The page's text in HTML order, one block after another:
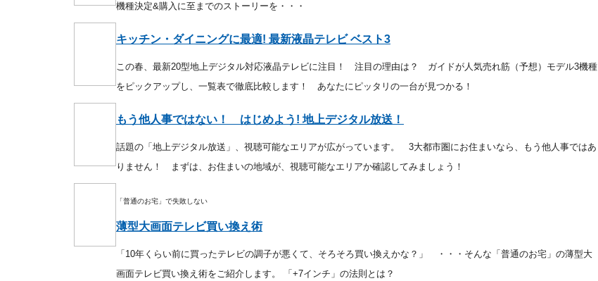
機種決定&購入に至までのストーリーを・・・
キッチン・ダイニングに最適! 最新液晶テレビ ベスト3
この春、最新20型地上デジタル対応液晶テレビに注目！ 注目の理由は？ ガイドが人気売れ筋（予想）モデル3機種
をピックアップし、一覧表で徹底比較します！ あなたにピッタリの一台が見つかる！
もう他人事ではない！ はじめよう! 地上デジタル放送！
話題の「地上デジタル放送」、視聴可能なエリアが広がっています。 3大都市圏にお住まいなら、もう他人事ではあ
りません！ まずは、お住まいの地域が、視聴可能なエリアか確認してみましょう！
「普通のお宅」で失敗しない
薄型大画面テレビ買い換え術
「10年くらい前に買ったテレビの調子が悪くて、そろそろ買い換えかな？」 ・・・そんな「普通のお宅」の薄型大
画面テレビ買い換え術をご紹介します。
「+7インチ」の法則とは？